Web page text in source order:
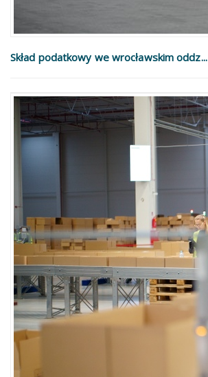
Skład podatkowy we wrocławskim oddz...